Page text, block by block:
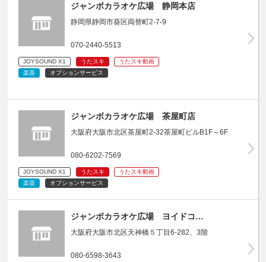
ジャンボカラオケ広場 静岡本店
静岡県静岡市葵区両替町2-7-9
070-2440-5513
JOYSOUND X1 うたスキ
うたスキ動画
楽器
オプションサービス
ジャンボカラオケ広場 茶屋町店
大阪府大阪市北区茶屋町2-32茶屋町ビルB1F～6F
080-6202-7569
JOYSOUND X1 うたスキ
うたスキ動画
楽器
オプションサービス
ジャンボカラオケ広場 ヨイドコ…
大阪府大阪市北区天神橋５丁目6-282、3階
080-6598-3643